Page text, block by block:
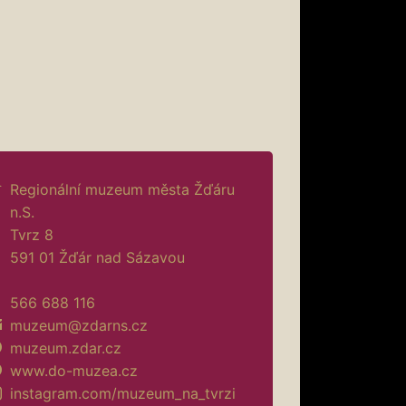
Regionální muzeum města Žďáru
n.S.
Tvrz 8
591 01 Žďár nad Sázavou
566 688 116
muzeum@zdarns.cz
muzeum.zdar.cz
www.do-muzea.cz
instagram.com/muzeum_na_tvrzi